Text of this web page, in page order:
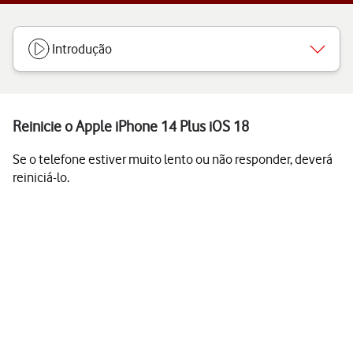
Introdução
Reinicie o Apple iPhone 14 Plus iOS 18
Se o telefone estiver muito lento ou não responder, deverá
reiniciá-lo.